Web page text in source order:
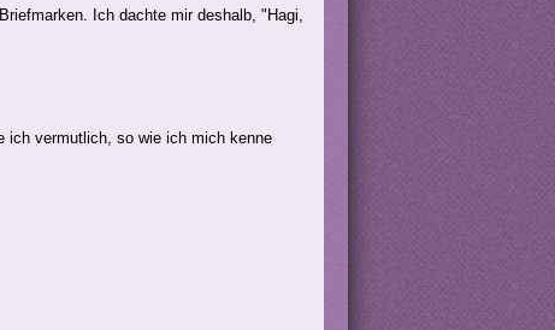
Ich dachte mir deshalb, "Hagi,
ich vermutlich, so wie ich mich kenne